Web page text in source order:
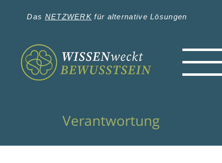
Das NETZWERK für alternative Lösungen
Verantwortung